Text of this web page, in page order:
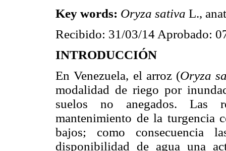
Key words: Oryza sativa L.,
Recibido: 31/03/14 Aprobado:
INTRODUCCIÓN
En Venezuela, el arroz (Oryza
modalidad de riego por
suelos no anegados. Las
mantenimiento de la turgencia
bajos; como consecuencia
disponibilidad de agua una